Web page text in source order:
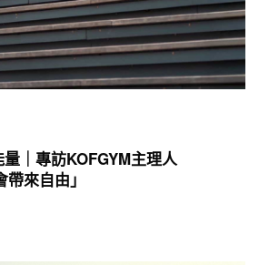
｜專訪KOFGYM主理人
來自由」